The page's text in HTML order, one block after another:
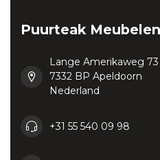
Puurteak Meubelen
Lange Amerikaweg 73
7332 BP Apeldoorn
Nederland
+31 55 540 09 98